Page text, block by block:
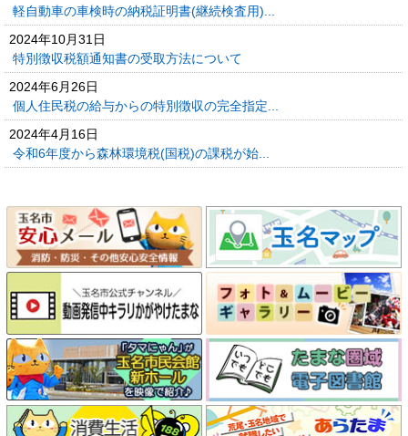
軽自動車の車検時の納税証明書(継続検査用)...
2024年10月31日
特別徴収税額通知書の受取方法について
2024年6月26日
個人住民税の給与からの特別徴収の完全指定...
2024年4月16日
令和6年度から森林環境税(国税)の課税が始...